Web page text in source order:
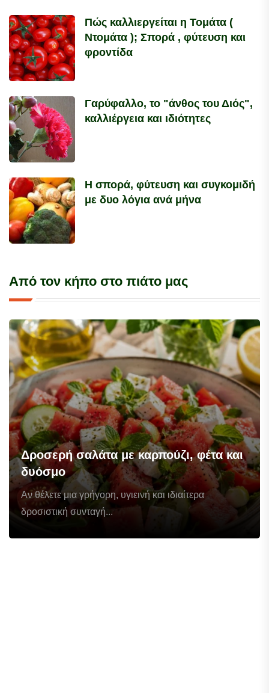
Πώς καλλιεργείται η Τομάτα (
Ντομάτα ); Σπορά , φύτευση και
φροντίδα
Γαρύφαλλο, το "άνθος του Διός",
καλλιέργεια και ιδιότητες
Η σπορά, φύτευση και συγκομιδή
με δυο λόγια ανά μήνα
Από τον κήπο στο πιάτο μας
Δροσερή σαλάτα με καρπούζι, φέτα και
δυόσμο
Αν θέλετε μια γρήγορη, υγιεινή και ιδιαίτερα
δροσιστική συνταγή...